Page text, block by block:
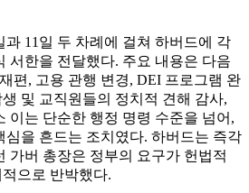
과 11일 두 차례에 걸쳐 하버드에 각
서한을 전달했다. 주요 내용은 다음
편, 고용 관행 변경, DEI 프로그램 완
및 교직원들의 정치적 견해 감사,
이는 단순한 행정 명령 수준을 넘어,
심을 흔드는 조치였다. 하버드는 즉각
가버 총장은 정부의 요구가 헌법적
으로 반박했다.